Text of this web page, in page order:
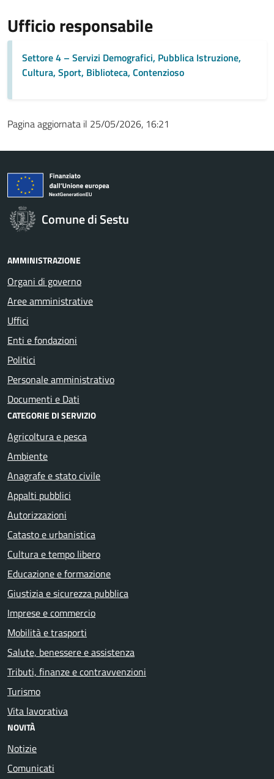
Ufficio responsabile
Settore 4 – Servizi Demografici, Pubblica Istruzione,
Cultura, Sport, Biblioteca, Contenzioso
Pagina aggiornata il 25/05/2026, 16:21
Comune di Sestu
AMMINISTRAZIONE
Organi di governo
Aree amministrative
Uffici
Enti e fondazioni
Politici
Personale amministrativo
Documenti e Dati
CATEGORIE DI SERVIZIO
Agricoltura e pesca
Ambiente
Anagrafe e stato civile
Appalti pubblici
Autorizzazioni
Catasto e urbanistica
Cultura e tempo libero
Educazione e formazione
Giustizia e sicurezza pubblica
Imprese e commercio
Mobilità e trasporti
Salute, benessere e assistenza
Tributi, finanze e contravvenzioni
Turismo
Vita lavorativa
NOVITÀ
Notizie
Comunicati